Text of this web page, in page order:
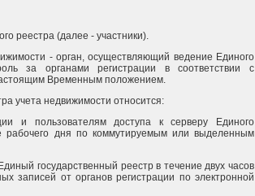
реестра (далее - участники).
- орган, осуществляющий ведение Единого
за органами регистрации в соответствии с
Временным положением.
учета недвижимости относится:
и пользователям доступа к серверу Единого
рабочего дня по коммутируемым или выделенным
государственный реестр в течение двух часов
записей от органов регистрации по электронной